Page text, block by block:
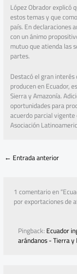
López Obrador explicó
estos temas y que
país. En declaraciones
con un ánimo
mutuo que atienda las
partes.
Destacó el gran
producen en Ecuador,
Sierra y Amazonía.
oportunidades para
acuerdo parcial
Asociación
← Entrada anterior
1 comentario en
por exportaciones de
Pingback:Ecuador
arándanos - Tierra